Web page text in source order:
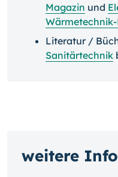
Magazin und
Literatur /
Sanitärtechnik
weitere